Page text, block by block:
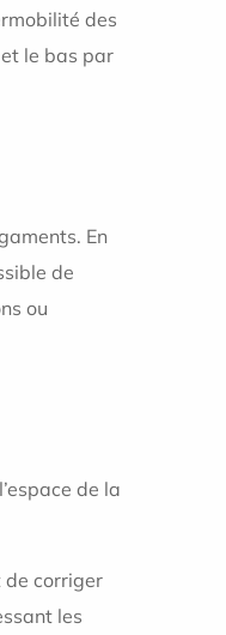
des
le bas par
En
de
ou
de la
de corriger
les